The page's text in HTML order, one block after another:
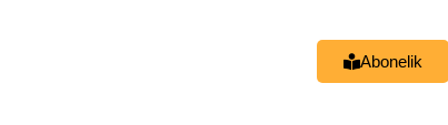
Abonelik